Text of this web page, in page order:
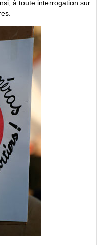
à toute interrogation sur